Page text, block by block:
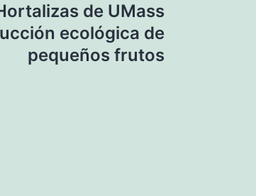
de UMass
ecológica de
pequeños frutos